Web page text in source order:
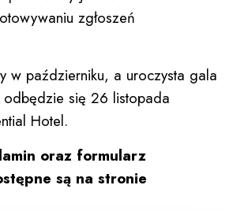
zgłoszeń
w październiku, a uroczysta gala
się 26 listopada
Hotel.
oraz formularz
są na stronie